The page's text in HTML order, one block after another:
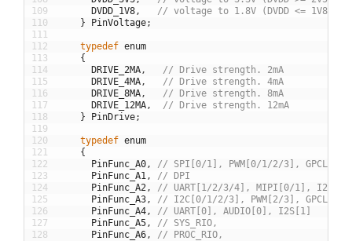
109
110
111
112
113
114
115
116
117
118
119
120
121
122
123
124
125
126
127
128
DVDD_1V8,
// voltage to 1.8V (DVDD <= 1V8)
}
PinVoltage;
typedef enum
{
DRIVE_2MA,
// Drive strength. 2mA
DRIVE_4MA,
// Drive strength. 4mA
DRIVE_8MA,
// Drive strength. 8mA
DRIVE_12MA,
// Drive strength. 12mA
}
PinDrive;
typedef enum
{
PinFunc_A0,
// SPI[0/1], PWM[0/1/2/3],
PinFunc_A1,
// DPI
PinFunc_A2,
// UART[1/2/3/4], MIPI[0/1], I2S[0]
PinFunc_A3,
// I2C[0/1/2/3], PWM[2/3],
PinFunc_A4,
// UART[0], AUDIO[0], I2S[1]
PinFunc_A5,
// SYS_RIO,
PinFunc_A6,
// PROC_RIO,